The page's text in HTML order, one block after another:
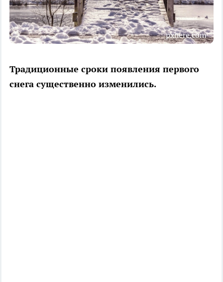
pxhere.com
Традиционные сроки появления первого
снега существенно изменились.